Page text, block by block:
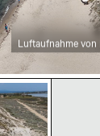
Luftaufnahme von